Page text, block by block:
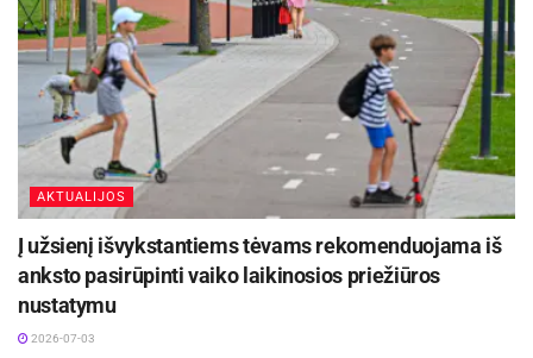
AKTUALIJOS
Į užsienį išvykstantiems tėvams rekomenduojama iš
anksto pasirūpinti vaiko laikinosios priežiūros
nustatymu
2026-07-03